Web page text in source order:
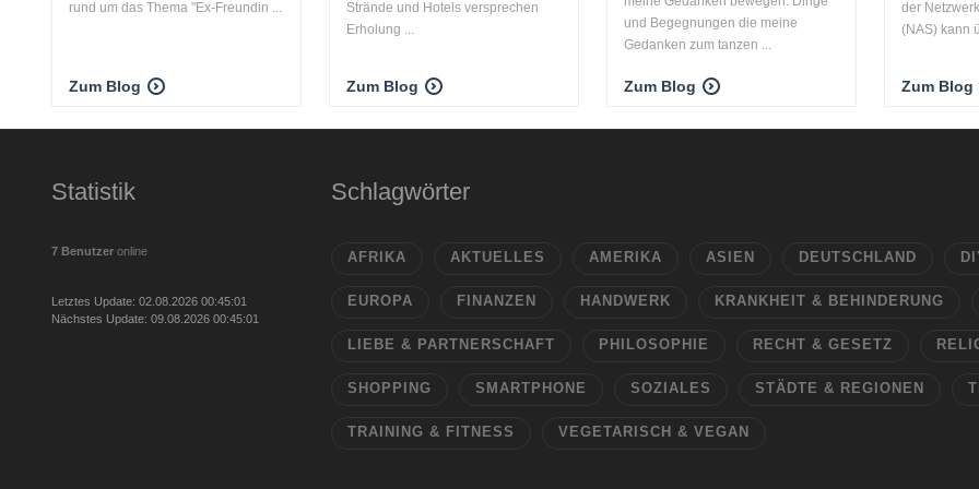
rund um das Thema "Ex-Freundin ...
Zum Blog
Strände und Hotels versprechen
Erholung ...
Zum Blog
und Begegnungen die meine
Gedanken zum tanzen ...
Zum Blog
der
(NAS) kann
Zum Blog
Statistik
7 Benutzer online
Letztes Update: 02.08.2026 00:45:01
Nächstes Update: 09.08.2026 00:45:01
Schlagwörter
AFRIKA AKTUELLES AMERIKA ASIEN DEUTSCHLAND
EUROPA FINANZEN HANDWERK KRANKHEIT & BEHINDERUNG
LIEBE & PARTNERSCHAFT PHILOSOPHIE RECHT & GESETZ
SHOPPING SMARTPHONE SOZIALES STÄDTE & REGIONEN
TRAINING & FITNESS VEGETARISCH & VEGAN